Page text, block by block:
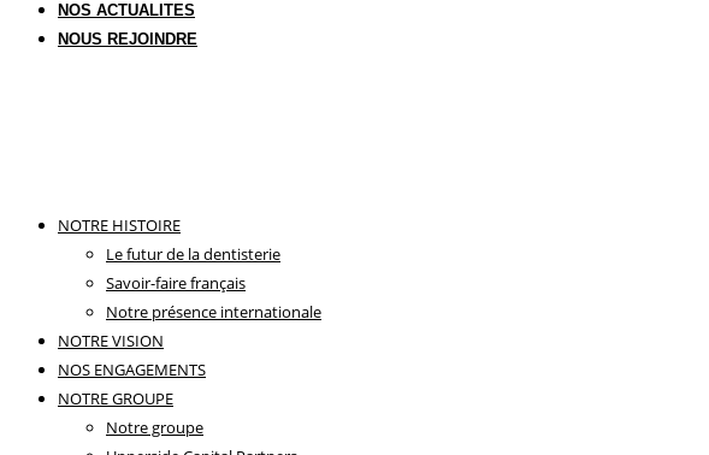
NOS ACTUALITES
NOUS REJOINDRE
NOTRE HISTOIRE
Le futur de la dentisterie
Savoir-faire français
Notre présence internationale
NOTRE VISION
NOS ENGAGEMENTS
NOTRE GROUPE
Notre groupe